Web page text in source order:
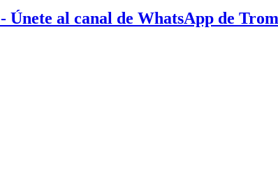
- Únete al canal de WhatsApp de